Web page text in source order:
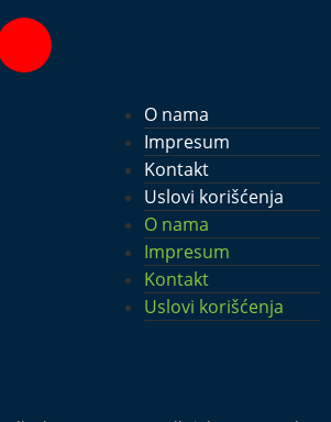
O nama
Impresum
Kontakt
Uslovi korišćenja
O nama
Impresum
Kontakt
Uslovi korišćenja